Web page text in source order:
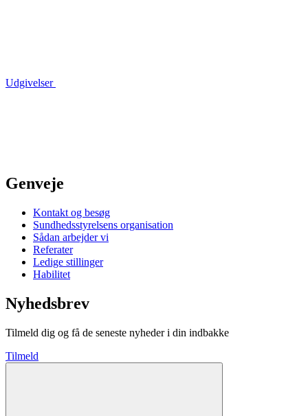
Udgivelser
Genveje
Kontakt og besøg
Sundhedsstyrelsens organisation
Sådan arbejder vi
Referater
Ledige stillinger
Habilitet
Nyhedsbrev
Tilmeld dig og få de seneste nyheder i din indbakke
Tilmeld